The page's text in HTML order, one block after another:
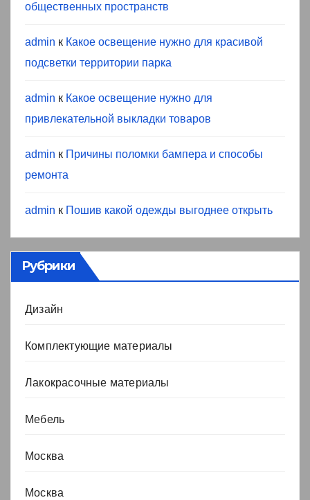
общественных пространств
admin к Какое освещение нужно для красивой
подсветки территории парка
admin к Какое освещение нужно для
привлекательной выкладки товаров
admin к Причины поломки бампера и способы
ремонта
admin к Пошив какой одежды выгоднее открыть
Рубрики
Дизайн
Комплектующие материалы
Лакокрасочные материалы
Мебель
Москва
Москва